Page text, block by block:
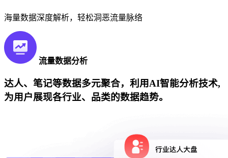
海量数据深度解析，轻松洞恶流量脉络
流量数据分析
达人、笔记等数据多元聚合，利用AI智能分析技术,
为用户展现各行业、品类的数据趋势。